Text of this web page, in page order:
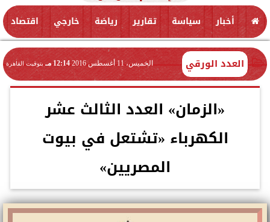
أخبار سياسة تقارير رياضة خارجي اقتصاد
العدد الورقي الخميس، 11 أغسطس 2016 12:14 مـ بتوقيت القاهرة
«الزمان» العدد الثالث عشر
الكهرباء «تشتعل في بيوت
المصريين»